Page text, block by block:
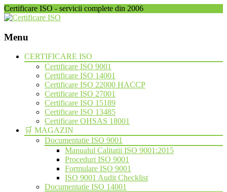
Certificare ISO - servicii complete din 2006
Menu
Skip
CERTIFICARE ISO
Certificare ISO 9001
Certificare ISO 14001
Certificare ISO 22000 HACCP
Certificare ISO 27001
Certificare ISO 15189
Certificare ISO 13485
Certificare OHSAS 18001
🛒 MAGAZIN
Documentatie ISO 9001
Manualul Calitatii ISO 9001:2015
Proceduri ISO 9001
Formulare ISO 9001
ISO 9001 Audit Checklist
Documentatie ISO 14001